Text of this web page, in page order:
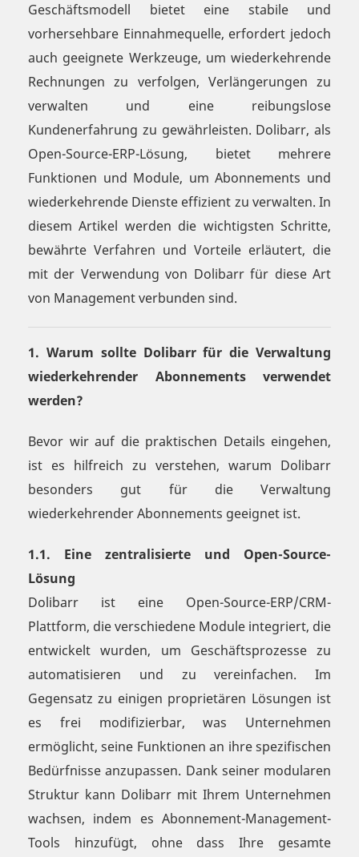
Geschäftsmodell bietet eine stabile und
vorhersehbare Einnahmequelle, erfordert jedoch
auch geeignete Werkzeuge, um wiederkehrende
Rechnungen zu verfolgen, Verlängerungen zu
verwalten und eine reibungslose
Kundenerfahrung zu gewährleisten. Dolibarr, als
Open-Source-ERP-Lösung, bietet mehrere
Funktionen und Module, um Abonnements und
wiederkehrende Dienste effizient zu verwalten. In
diesem Artikel werden die wichtigsten Schritte,
bewährte Verfahren und Vorteile erläutert, die
mit der Verwendung von Dolibarr für diese Art
von Management verbunden sind.
1. Warum sollte Dolibarr für die Verwaltung
wiederkehrender Abonnements verwendet
werden?
Bevor wir auf die praktischen Details eingehen,
ist es hilfreich zu verstehen, warum Dolibarr
besonders gut für die Verwaltung
wiederkehrender Abonnements geeignet ist.
1.1. Eine zentralisierte und Open-Source-
Lösung
Dolibarr ist eine Open-Source-ERP/CRM-
Plattform, die verschiedene Module integriert, die
entwickelt wurden, um Geschäftsprozesse zu
automatisieren und zu vereinfachen. Im
Gegensatz zu einigen proprietären Lösungen ist
es frei modifizierbar, was Unternehmen
ermöglicht, seine Funktionen an ihre spezifischen
Bedürfnisse anzupassen. Dank seiner modularen
Struktur kann Dolibarr mit Ihrem Unternehmen
wachsen, indem es Abonnement-Management-
Tools hinzufügt, ohne dass Ihre gesamte